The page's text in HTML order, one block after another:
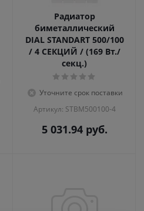
Радиатор
биметаллический
DIAL STANDART 500/100
/ 4 СЕКЦИЙ / (169 Вт./
секц.)
Уточните срок поставки
Артикул: STBM500100-4
5 031.94руб.